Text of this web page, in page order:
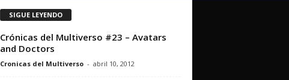
SIGUE LEYENDO
Crónicas del Multiverso #23 – Avatars
and Doctors
Cronicas del Multiverso - abril 10, 2012